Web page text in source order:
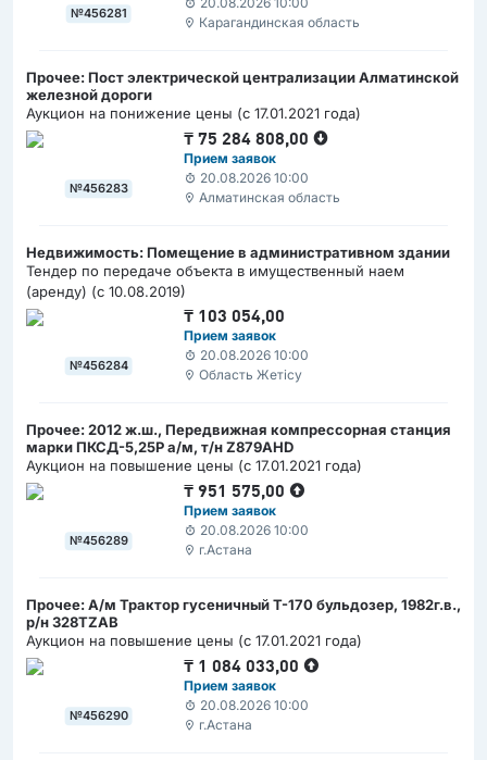
№456281
Карагандинская область
Прочее: Пост электрической централизации Алматинской
железной дороги
Аукцион на понижение цены (с 17.01.2021 года)
№456283
₸75 284 808,00
Прием заявок
20.08.2026 10:00
Алматинская область
Недвижимость: Помещение в административном здании
Тендер по передаче объекта в имущественный наем
(аренду) (с 10.08.2019)
№456284
₸ 103 054,00
Прием заявок
20.08.2026 10:00
Область Жетісу
Прочее: 2012 ж.ш., Передвижная компрессорная станция
марки ПКСД-5,25Р а/м, т/н Z879AHD
Аукцион на повышение цены (с 17.01.2021 года)
№456289
₸ 951 575,00
Прием заявок
20.08.2026 10:00
г.Астана
Прочее: А/м Трактор гусеничный Т-170 бульдозер, 1982г.в.,
р/н 328ТZAB
Аукцион на повышение цены (с 17.01.2021 года)
№456290
₸ 1 084 033,00
Прием заявок
20.08.2026 10:00
г.Астана